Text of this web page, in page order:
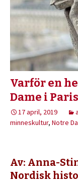
Varför en
Dame i
17 april, 2019
minneskultur, Notre
Av: Anna-
Nordisk